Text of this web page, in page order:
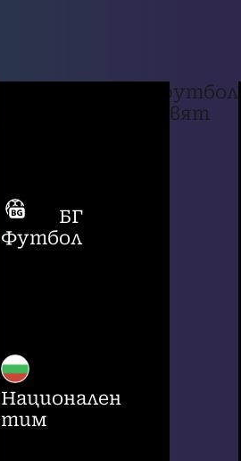
БГ
Футбол
Национален
тим
футбол
свят